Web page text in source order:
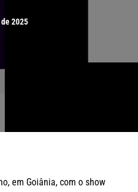
2025
em Goiânia, com o show